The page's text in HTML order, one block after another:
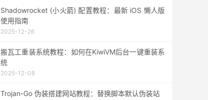
Shadowrocket (小火箭) 配置教程：最新 iOS 懒人版
使用指南
2025-12-26
搬瓦工重装系统教程：如何在KiwiVM后台一键重装系
统
2025-12-08
Trojan-Go 伪装搭建网站教程：替换脚本默认伪装站